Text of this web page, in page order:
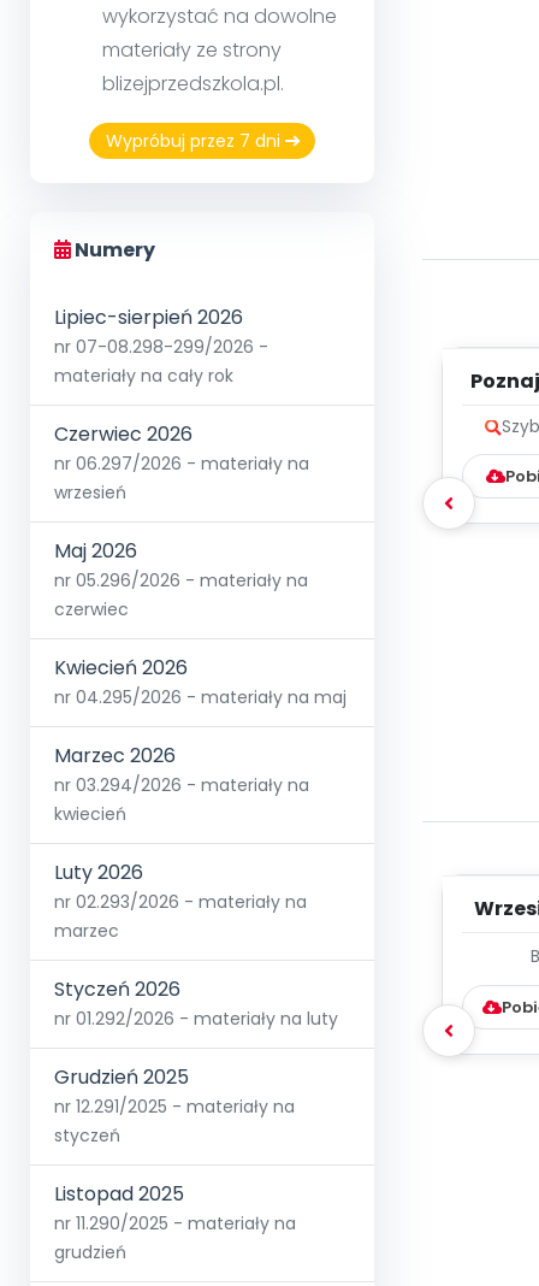
wykorzystać na dowolne
materiały ze strony
blizejprzedszkola.pl.
Wypróbuj przez 7 dni
Numery
Lipiec-sierpień 2026
nr 07-08.298-299/2026 -
materiały na cały rok
Czerwiec 2026
nr 06.297/2026 - materiały na
wrzesień
Maj 2026
nr 05.296/2026 - materiały na
czerwiec
Kwiecień 2026
nr 04.295/2026 - materiały na maj
Marzec 2026
nr 03.294/2026 - materiały na
kwiecień
Luty 2026
nr 02.293/2026 - materiały na
marzec
Styczeń 2026
nr 01.292/2026 - materiały na luty
Grudzień 2025
nr 12.291/2025 - materiały na
styczeń
Listopad 2025
nr 11.290/2025 - materiały na
grudzień